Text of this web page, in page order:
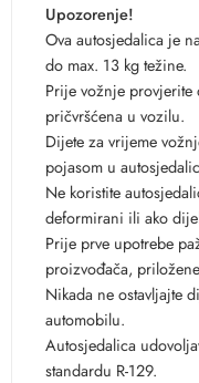
Upozorenje!
Ova autosjedalica je
do max. 13 kg težine.
Prije vožnje provjerite
pričvršćena u vozilu.
Dijete za vrijeme
pojasom u
Ne koristite
deformirani ili ako
Prije prve upotrebe
proizvođača,
Nikada ne ostavljajte
automobilu.
Autosjedalica
standardu R-129.